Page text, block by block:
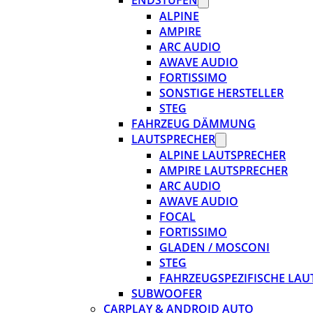
ALPINE
AMPIRE
ARC AUDIO
AWAVE AUDIO
FORTISSIMO
SONSTIGE HERSTELLER
STEG
FAHRZEUG DÄMMUNG
LAUTSPRECHER
ALPINE LAUTSPRECHER
AMPIRE LAUTSPRECHER
ARC AUDIO
AWAVE AUDIO
FOCAL
FORTISSIMO
GLADEN / MOSCONI
STEG
FAHRZEUGSPEZIFISCHE
SUBWOOFER
CARPLAY & ANDROID AUTO